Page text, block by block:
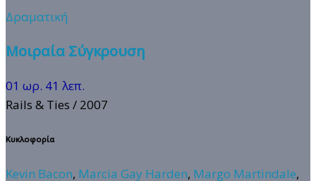
Δραματική
Μοιραία Σύγκρουση
01 ωρ. 41 λεπ.
Rails & Ties / 2007
Κυκλοφορία
Kevin Bacon, Marcia Gay Harden, Margo Martindale,